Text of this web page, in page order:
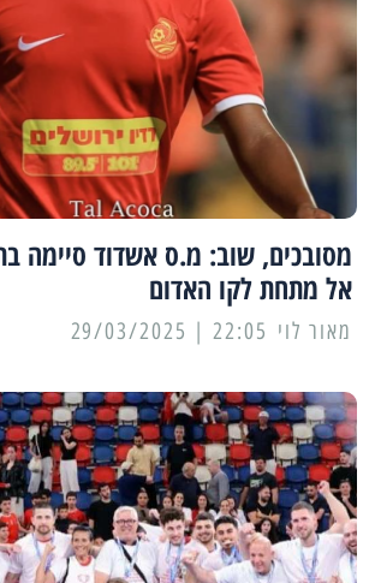
אל מתחת לקו האדום
מאור לוי 22:05 | 29/03/2025